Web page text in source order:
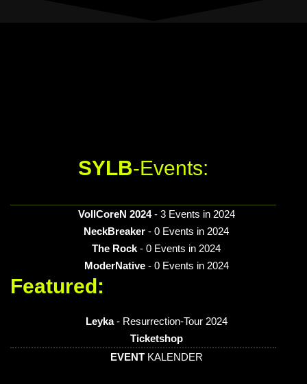
SYLB-Events:
VollCoreN 2024- 3 Events in 2024
NeckBreaker - 0 Events in 2024
The Rock - 0 Events in 2024
ModerNative- 0 Events in 2024
Featured:
Leyka- Resurrection-Tour 2024
Ticketshop
EVENTKALENDER